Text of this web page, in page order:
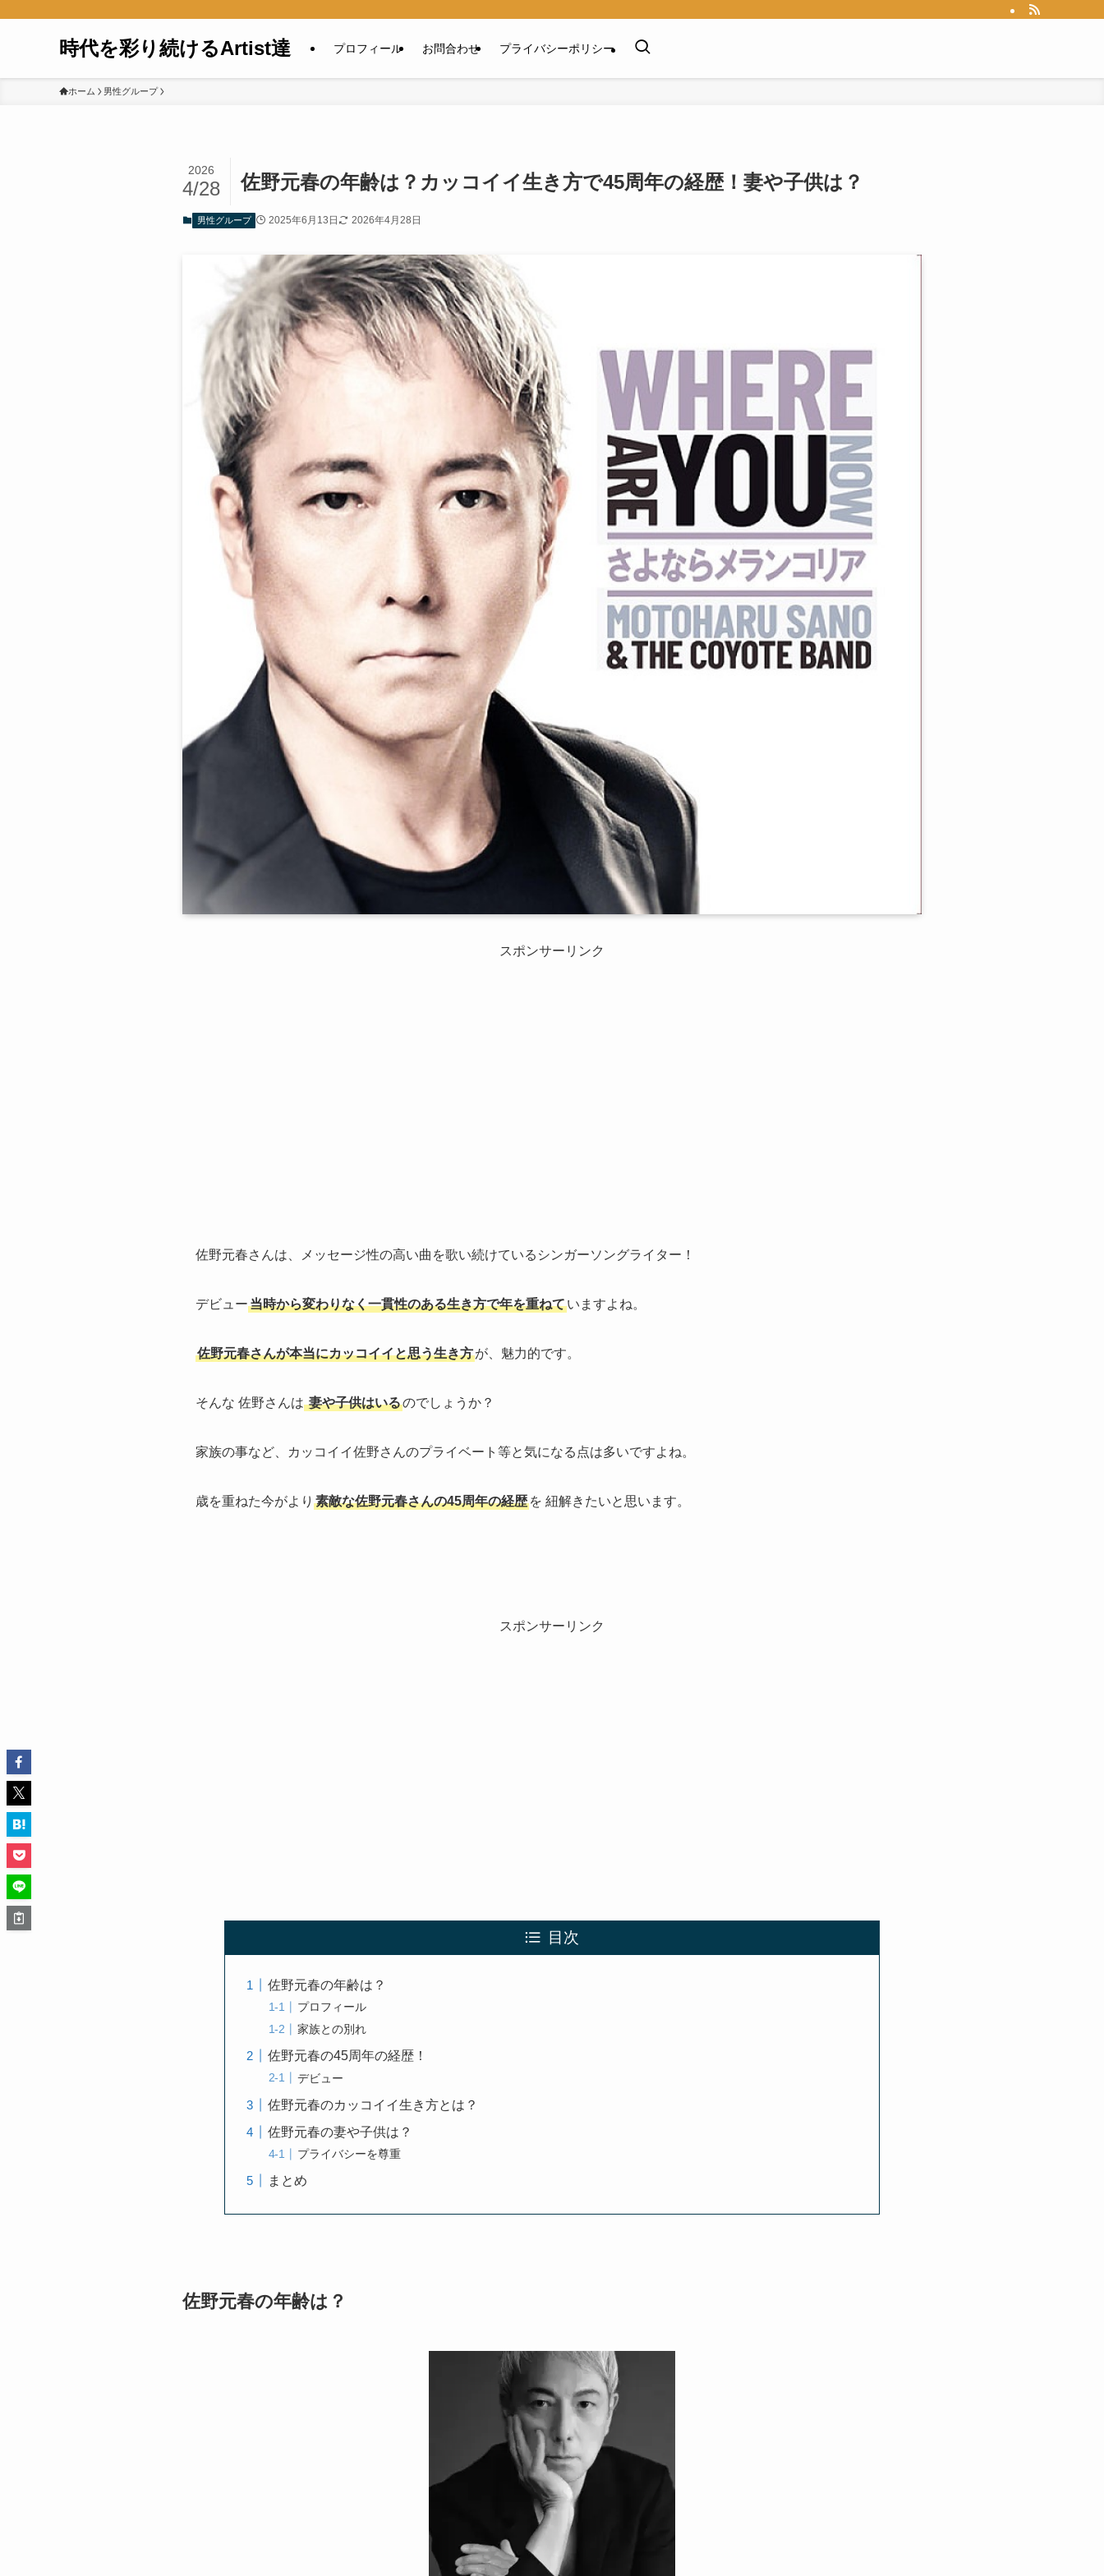
時代を彩り続けるArtist達 プロフィール お問合わせ プライバシーポリシー
ホーム 男性グループ
佐野元春の年齢は？カッコイイ生き方で45周年の経歴！妻や子供は？
2026
4/28
男性グループ 2025年6月13日 2026年4月28日
スポンサーリンク
佐野元春さんは、メッセージ性の高い曲を歌い続けているシンガーソングライター！
デビュー当時から変わりなく一貫性のある生き方で年を重ねていますよね。
佐野元春さんが本当にカッコイイと思う生き方が、魅力的です。
そんな 佐野さんは妻や子供はいるのでしょうか？
家族の事など、カッコイイ佐野さんのプライベート等と気になる点は多いですよね。
歳を重ねた今がより 素敵な佐野元春さんの45周年の経歴 を 紐解きたいと思います。
スポンサーリンク
目次
佐野元春の年齢は？
プロフィール
家族との別れ
佐野元春の45周年の経歴！
デビュー
佐野元春のカッコイイ生き方とは？
佐野元春の妻や子供は？
プライバシーを尊重
まとめ
佐野元春の年齢は？